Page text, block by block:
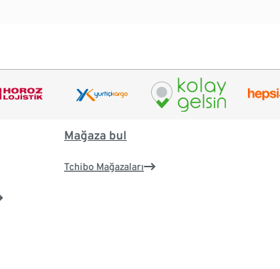
Mağaza bul
Tchibo Mağazaları